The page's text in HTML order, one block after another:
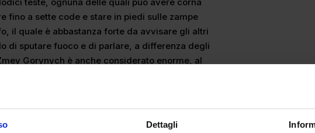
Dettagli
fino a sette code e stare in piedi sulle zampe
il quale è abbastanza forte da avvisare gli altri
di sputare fuoco e di parlare, a differenza degli
Gorynych è anche considerato enorme, al
di oscurare il sole quando vola.